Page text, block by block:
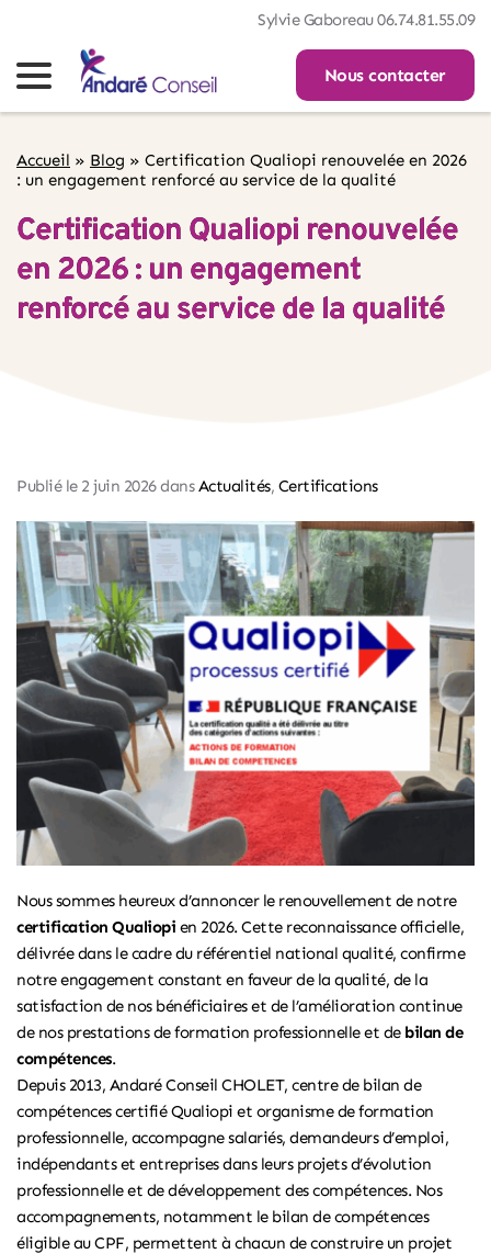
Sylvie Gaboreau 06.74.81.55.09
Nous contacter
Accueil » Blog » Certification Qualiopi renouvelée en 2026
: un engagement renforcé au service de la qualité
Certification Qualiopi renouvelée
en 2026 : un engagement
renforcé au service de la qualité
Publié le 2 juin 2026 dans Actualités, Certifications
Nous sommes heureux d’annoncer le renouvellement de notre
certification Qualiopi en 2026. Cette reconnaissance officielle,
délivrée dans le cadre du référentiel national qualité, confirme
notre engagement constant en faveur de la qualité, de la
satisfaction de nos bénéficiaires et de l’amélioration continue
de nos prestations de formation professionnelle et de bilan de
compétences.
Depuis 2013, Andaré Conseil CHOLET, centre de bilan de
compétences certifié Qualiopi et organisme de formation
professionnelle, accompagne salariés, demandeurs d’emploi,
indépendants et entreprises dans leurs projets d’évolution
professionnelle et de développement des compétences. Nos
accompagnements, notamment le bilan de compétences
éligible au CPF, permettent à chacun de construire un projet